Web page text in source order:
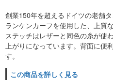
創業150年を超えるドイツの老舗
ランケンカーフを使用した、上質
ステッチはレザーと同色の糸が使
上がりになっています。背面に便
す。
この商品を詳しく見る